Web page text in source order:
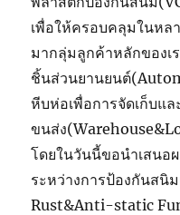
เพื่อให้ครอบคลุมในหล
มากลุ่มลูกค้าหลักของเ
ชิ้นส่วนยานยนต์
หีบห่อเพื่อการจัดเก็บแล
ขนส่ง
โดยในวันนี้ขอนำเสน
ระหว่างการป้องกันส
Rust&Anti-static